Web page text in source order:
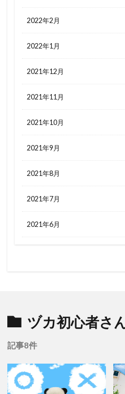
2022年2月
2022年1月
2021年12月
2021年11月
2021年10月
2021年9月
2021年8月
2021年7月
2021年6月
ヅカ初心者さ
記事8件